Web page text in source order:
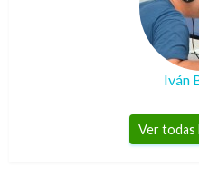
Iván
Ver todas